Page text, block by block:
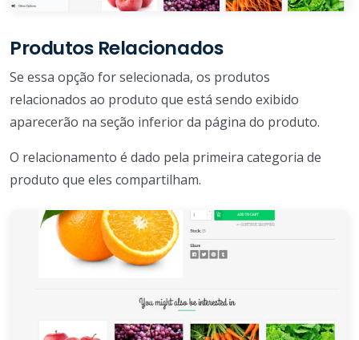
Produtos Relacionados
Se essa opção for selecionada, os produtos
relacionados ao produto que está sendo exibido
aparecerão na seção inferior da página do produto.
O relacionamento é dado pela primeira categoria de
produto que eles compartilham.